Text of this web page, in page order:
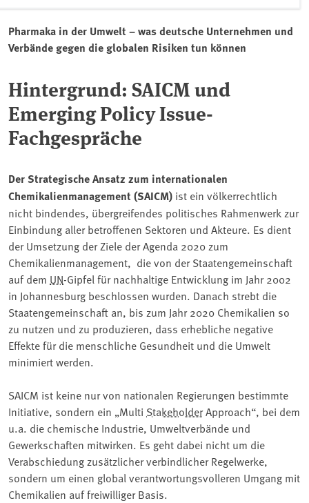
Pharmaka in der Umwelt – was deutsche Unternehmen und
Verbände gegen die globalen Risiken tun können
Hintergrund: SAICM und
Emerging Policy Issue-
Fachgespräche
Der Strategische Ansatz zum internationalen
Chemikalienmanagement (SAICM) ist ein völkerrechtlich
nicht bindendes, übergreifendes politisches Rahmenwerk zur
Einbindung aller betroffenen Sektoren und Akteure. Es dient
der Umsetzung der Ziele der Agenda 2020 zum
Chemikalienmanagement, die von der Staatengemeinschaft
auf dem UN-Gipfel für nachhaltige Entwicklung im Jahr 2002
in Johannesburg beschlossen wurden. Danach strebt die
Staatengemeinschaft an, bis zum Jahr 2020 Chemikalien so
zu nutzen und zu produzieren, dass erhebliche negative
Effekte für die menschliche Gesundheit und die Umwelt
minimiert werden.
SAICM ist keine nur von nationalen Regierungen bestimmte
Initiative, sondern ein „Multi StakeholderApproach“, bei dem
u.a. die chemische Industrie, Umweltverbände und
Gewerkschaften mitwirken. Es geht dabei nicht um die
Verabschiedung zusätzlicher verbindlicher Regelwerke,
sondern um einen global verantwortungsvolleren Umgang mit
Chemikalien auf freiwilliger Basis.